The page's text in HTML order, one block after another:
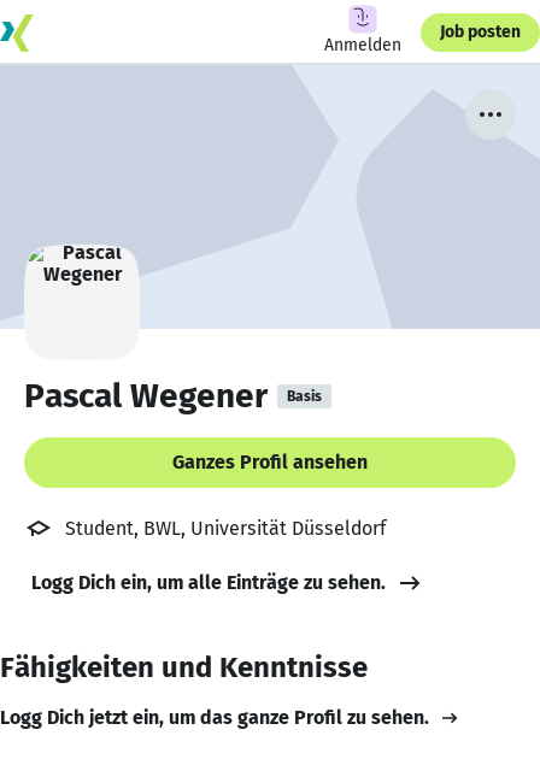
Anmelden
Job posten
Pascal Wegener Basis
Ganzes Profil ansehen
Student, BWL, Universität Düsseldorf
Logg Dich ein, um alle Einträge zu sehen.
Fähigkeiten und Kenntnisse
Logg Dich jetzt ein, um das ganze Profil zu sehen.